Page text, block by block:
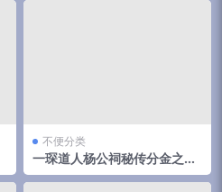
不便分类
一琛道人杨公祠秘传分金之胎
骨线法（高清晰版本）